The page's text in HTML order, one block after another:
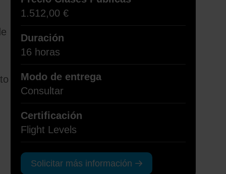
1.512,00 €
Duración
16 horas
Modo de entrega
Consultar
Certificación
Flight Levels
Solicitar más información